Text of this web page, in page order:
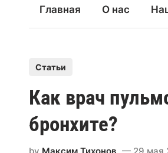
Главная О нас
s
t
e
d
Статьи
Как врач
бронхите?